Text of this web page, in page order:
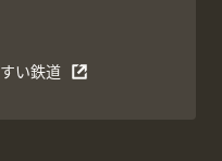
い鉄道